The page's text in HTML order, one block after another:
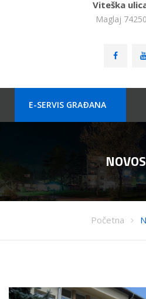
Viteška
Maglaj
E-SERVIS GRAÐANA
Početna